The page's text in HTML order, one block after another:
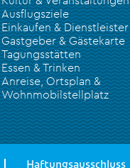
Ausflugsziele
Einkaufen & Dienstleister
Gastgeber & Gästekarte
Tagungsstätten
Essen & Trinken
Anreise, Ortsplan &
Wohnmobilstellplatz
Haftungsausschluss